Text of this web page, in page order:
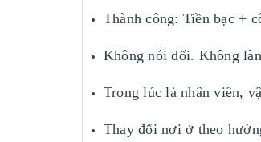
Thành công: Tiền bạc +
Không nói dối. Không
Trong lúc là nhân viên,
Thay đổi nơi ở theo